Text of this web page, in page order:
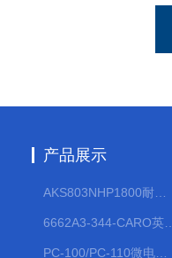
产品展示